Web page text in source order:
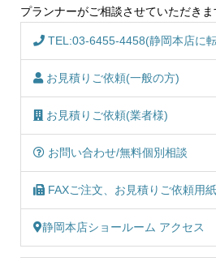
プランナーがご相談させていただきま
TEL:03-6455-4458(静岡本店に
お見積りご依頼(一般の方)
お見積りご依頼(業者様)
お問い合わせ/無料個別相談
FAXご注文、お見積りご依頼用紙
静岡本店ショールーム アクセス